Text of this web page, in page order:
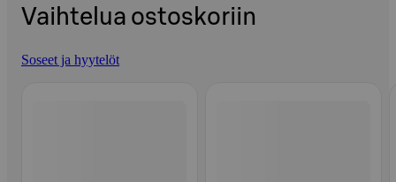
Vaihtelua ostoskoriin
Soseet ja hyytelöt